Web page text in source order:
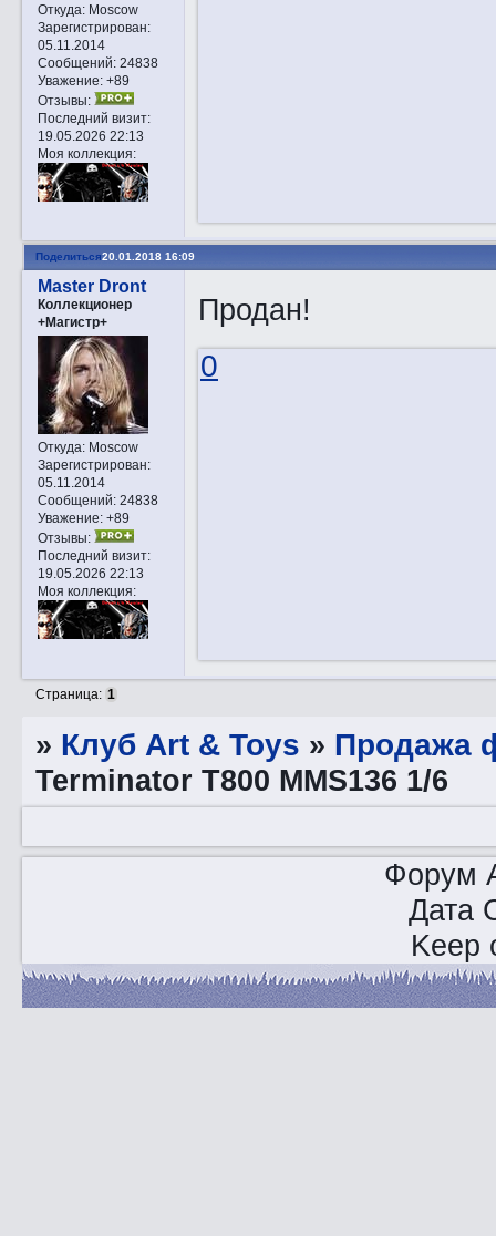
Откуда:Moscow
Зарегистрирован:
05.11.2014
Сообщений:24838
Уважение: +89
Отзывы:
Последний визит:
19.05.2026 22:13
Моя коллекция:
Поделиться20.01.2018 16:09
Master Dront
Коллекционер
+Магистр+
Откуда:Moscow
Зарегистрирован:
05.11.2014
Сообщений:24838
Уважение: +89
Отзывы:
Последний визит:
19.05.2026 22:13
Моя коллекция:
Продан!
0
Страница: 1
» Клуб Art & Toys » Продажа
Terminator T800 MMS136 1/6
Форум
Дата
Keep